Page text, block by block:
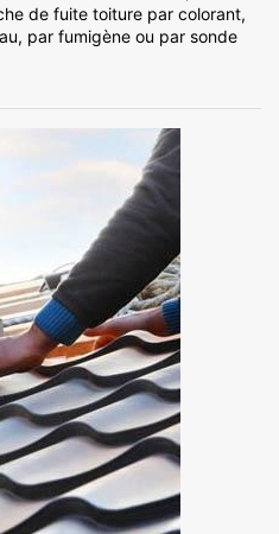
de fuite toiture par colorant,
par fumigène ou par sonde